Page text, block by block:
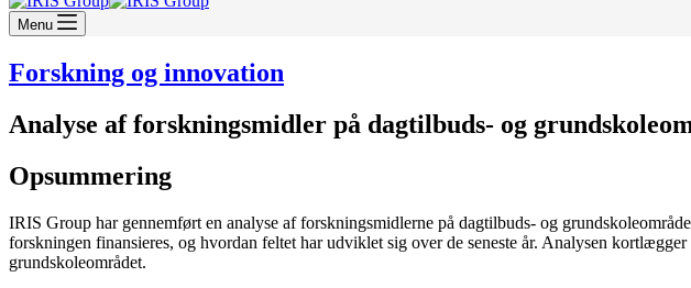
Menu
Forskning og innovation
Analyse af forskningsmidler på dagtilbuds- og
Opsummering
IRIS Group har gennemført en analyse af forskningsmidlerne på dagtilbuds- og
forskningen finansieres, og hvordan feltet har udviklet sig over de seneste år. Analysen
grundskoleområdet.